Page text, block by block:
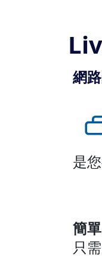
網
是
簡
只